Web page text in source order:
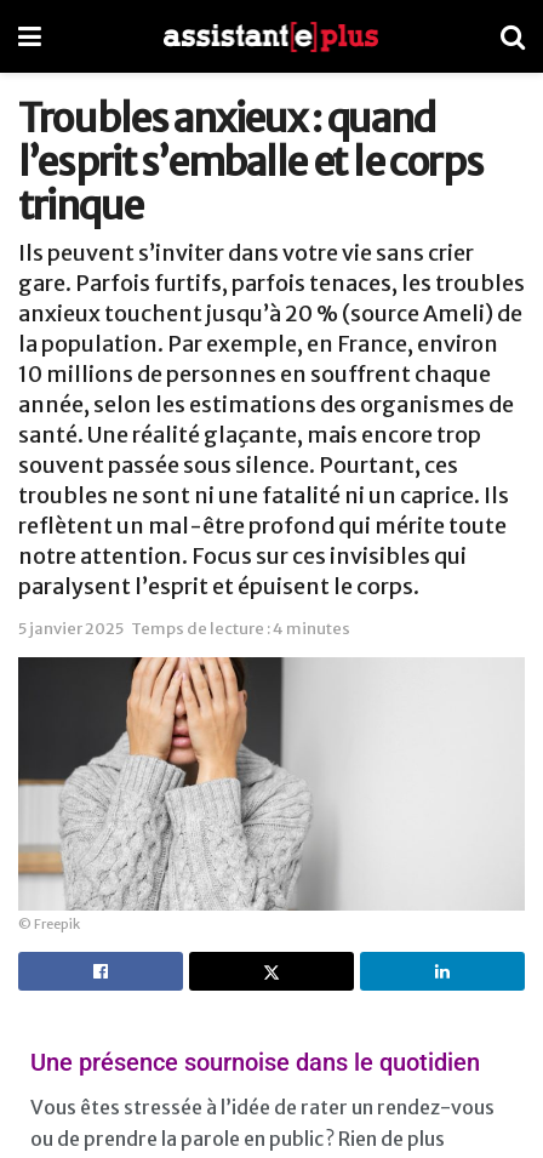
Troubles anxieux : quand
l’esprit s’emballe et le corps
trinque
Ils peuvent s’inviter dans votre vie sans crier
gare. Parfois furtifs, parfois tenaces, les troubles
anxieux touchent jusqu’à 20 % (source Ameli) de
la population. Par exemple, en France, environ
10 millions de personnes en souffrent chaque
année, selon les estimations des organismes de
santé. Une réalité glaçante, mais encore trop
souvent passée sous silence. Pourtant, ces
troubles ne sont ni une fatalité ni un caprice. Ils
reflètent un mal-être profond qui mérite toute
notre attention. Focus sur ces invisibles qui
paralysent l’esprit et épuisent le corps.
5 janvier 2025 Temps de lecture : 4 minutes
© Freepik
Une présence sournoise dans le quotidien
Vous êtes stressée à l’idée de rater un rendez-vous
ou de prendre la parole en public ? Rien de plus